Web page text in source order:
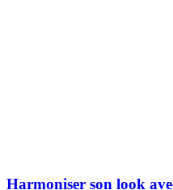
Harmoniser son look